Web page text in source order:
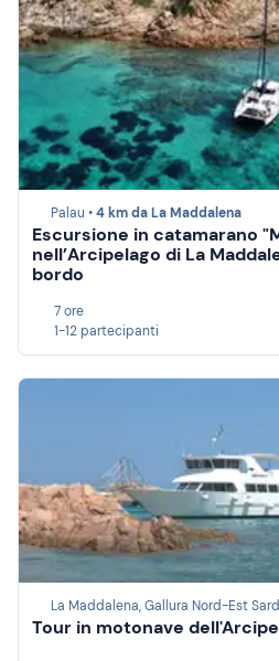
Palau •4 km da La Maddalena
Escursione in catamarano
nell’Arcipelago di La
bordo
7 ore
1-12 partecipanti
La Maddalena, Gallura Nord-Est
Tour in motonave